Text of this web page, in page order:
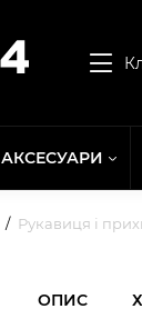
АКСЕСУАРИ
Рукавиця і
ОПИС